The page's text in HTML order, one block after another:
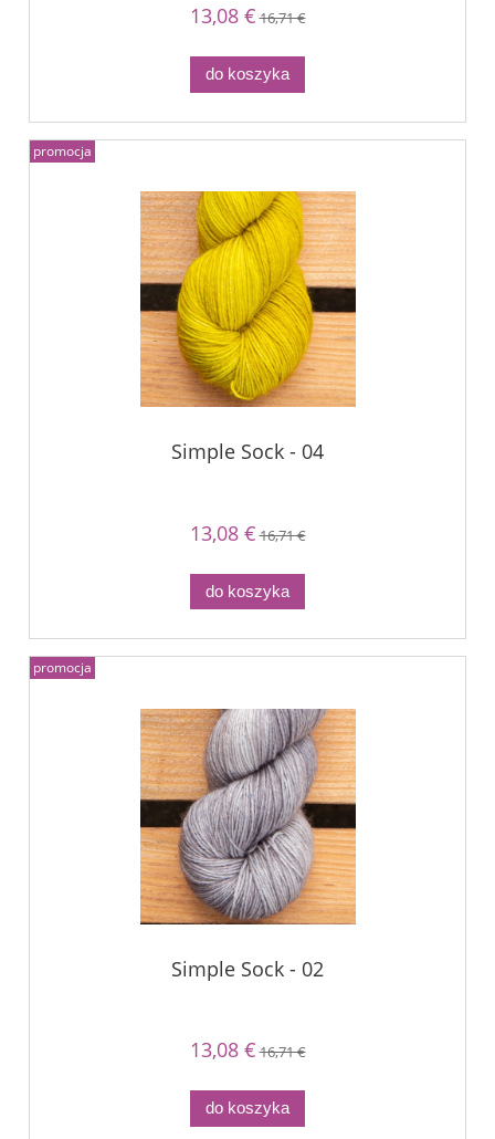
13,08 €16,71 €
do koszyka
Simple Sock - 04
13,08 €16,71 €
do koszyka
promocja
Simple Sock - 02
13,08 €16,71 €
do koszyka
promocja